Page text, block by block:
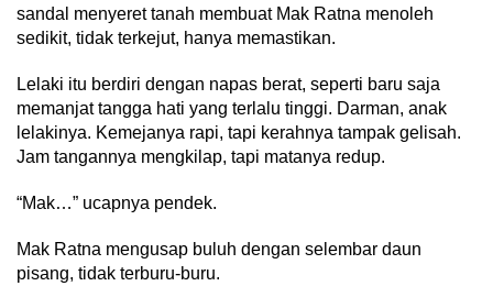
sandal menyeret tanah membuat Mak Ratna menoleh
sedikit, tidak terkejut, hanya memastikan.
Lelaki itu berdiri dengan napas berat, seperti baru saja
memanjat tangga hati yang terlalu tinggi. Darman, anak
lelakinya. Kemejanya rapi, tapi kerahnya tampak gelisah.
Jam tangannya mengkilap, tapi matanya redup.
“Mak…” ucapnya pendek.
Mak Ratna mengusap buluh dengan selembar daun
pisang, tidak terburu-buru.